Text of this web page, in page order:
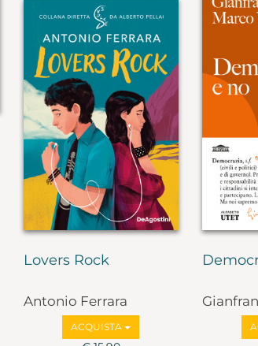
Lovers Rock
Antonio Ferrara
ACQUISTA
Marco